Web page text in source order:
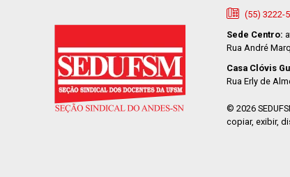
(55) 3222-
Sede Centro:
Rua André
Casa Clóvis
Rua Erly de
© 2026
copiar, exibir,